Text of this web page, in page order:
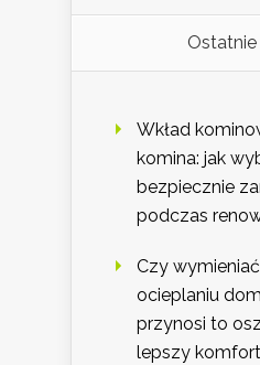
Wkład
komina: jak
bezpiecznie
podczas
Czy
ocieplaniu
przynosi to
lepszy